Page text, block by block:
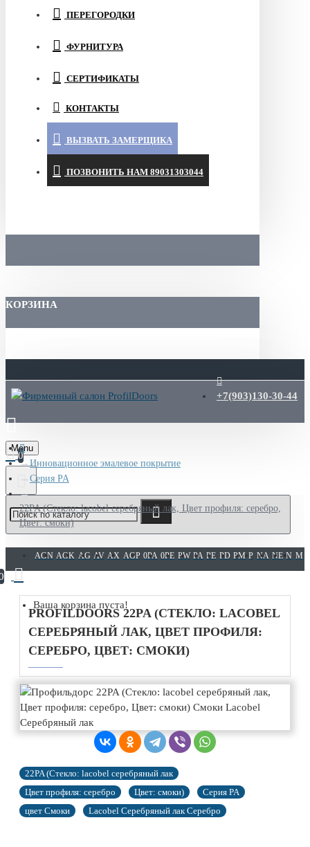
ПЕРЕГОРОДКИ
ФУРНИТУРА
СЕРТИФИКАТЫ
КОНТАКТЫ
ВЫЗВАТЬ ЗАМЕРЩИКА
ПОЗВОНИТЬ НАМ 89031303044
КОРЗИНА
+7(903)130-30-44
Menu
0
Ваша корзина пуста!
Инновационное эмалевое покрытие
Серия PA
22PA (Cтекло: lacobel серебряный лак, Цвет профиля: серебро,
Цвет: смоки)
AGN AGK AG AV AX AGP 0PA 0PE PW PA PE PD PM P NA NE N M
PROFILDOORS 22PA (CТЕКЛО: LACOBEL
СЕРЕБРЯНЫЙ ЛАК, ЦВЕТ ПРОФИЛЯ:
СЕРЕБРО, ЦВЕТ: СМОКИ)
22PA (Cтекло: lacobel серебряный лак
Цвет профиля: серебро
Цвет: смоки)
Серия PA
цвет Смоки
Lacobel Серебряный лак Серебро